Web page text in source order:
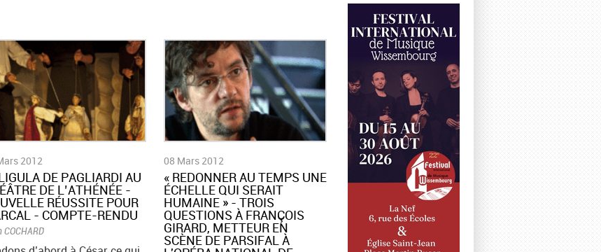
2012
DE PAGLIARDI AU
DE L’ATHÉNÉE -
RÉUSSITE POUR
- COMPTE-RENDU
COCHARD
08 Mars 2012
« REDONNER AU TEMPS UNE
ÉCHELLE QUI SERAIT
HUMAINE » - TROIS
QUESTIONS À FRANÇOIS
GIRARD, METTEUR EN
SCÈNE DE PARSIFAL À